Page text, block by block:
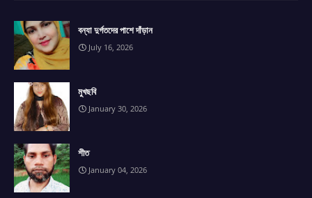
বন্যা দুর্গতদের পাশে দাঁড়ান
July 16, 2026
মুখছবি
January 30, 2026
শীত
January 04, 2026